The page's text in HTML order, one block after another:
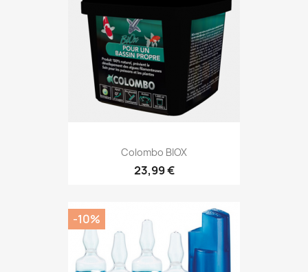
Colombo BIOX
23,99 €
-10%